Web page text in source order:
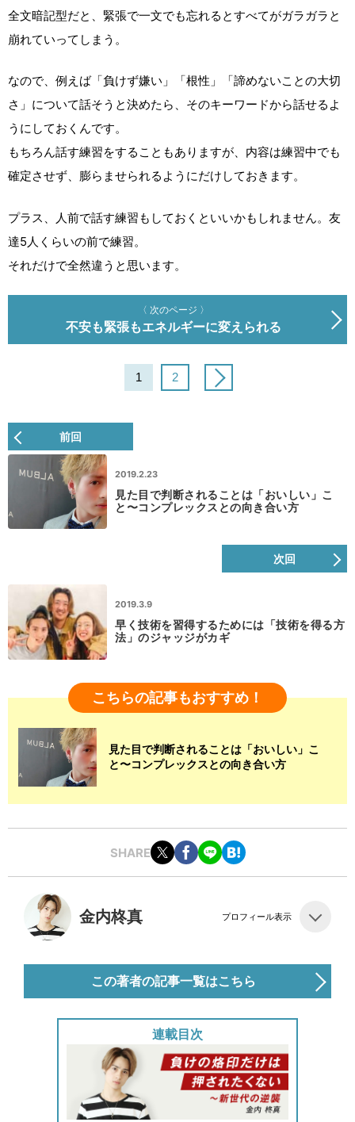
全文暗記型だと、緊張で一文でも忘れるとすべてがガラガラと
崩れていってしまう。
なので、例えば「負けず嫌い」「根性」「諦めないことの大切
さ」について話そうと決めたら、そのキーワードから話せるよ
うにしておくんです。
もちろん話す練習をすることもありますが、内容は練習中でも
確定させず、膨らませられるようにだけしておきます。
プラス、人前で話す練習もしておくといいかもしれません。友
達5人くらいの前で練習。
それだけで全然違うと思います。
〈 次のページ 〉
不安も緊張もエネルギーに変えられる
1 2
前回
2019.2.23
見た目で判断されることは「おいしい」こ
と〜コンプレックスとの向き合い方
次回
2019.3.9
早く技術を習得するためには「技術を得る方
法」のジャッジがカギ
こちらの記事もおすすめ！
見た目で判断されることは「おいしい」こ
と〜コンプレックスとの向き合い方
SHARE
金内柊真 プロフィール表示
この著者の記事一覧はこちら
連載目次